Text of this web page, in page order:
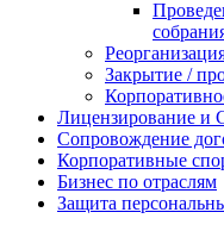
Закрытие /
Лицензирование и
Сопровождение
Корпоративные
Бизнес по отраслям
Защита